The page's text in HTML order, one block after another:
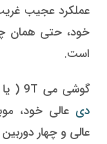
عملکرد عجیب
خود، حتی همان
است.
گوشی می 9T ( یا ردمی K20) شیائومی با ظاهر و
دی عالی خود،
عالی و چهار